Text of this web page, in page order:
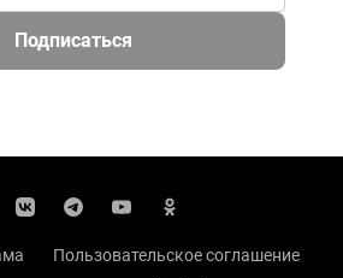
Подписаться
Пользовательское соглашение